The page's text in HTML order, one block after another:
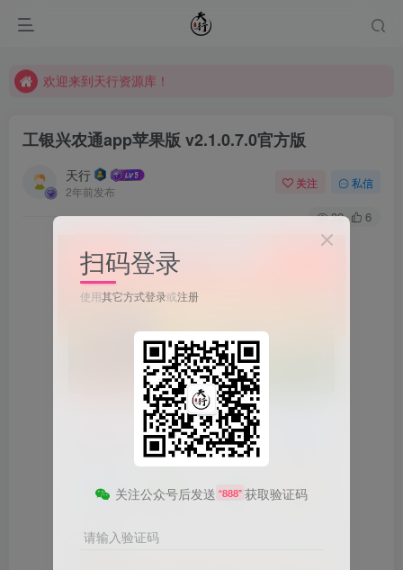
欢迎来到天行资源库！
工银兴农通app苹果版 v2.1.0.7.0官方版
天行
2年前发布
关注 私信
32 6
扫码登录
使用其它方式登录或注册
关注公众号后发送 “888” 获取验证码
请输入验证码